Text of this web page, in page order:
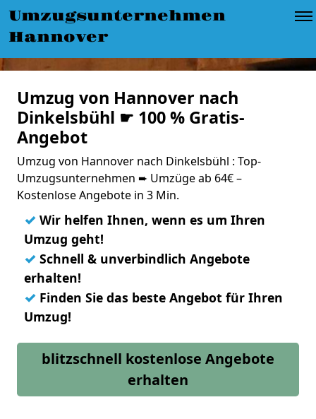
Umzugsunternehmen
Hannover
Umzug von Hannover nach
Dinkelsbühl ☛ 100 % Gratis-
Angebot
Umzug von Hannover nach Dinkelsbühl : Top-
Umzugsunternehmen ➨ Umzüge ab 64€ –
Kostenlose Angebote in 3 Min.
✓ Wir helfen Ihnen, wenn es um Ihren
Umzug geht!
✓ Schnell & unverbindlich Angebote
erhalten!
✓ Finden Sie das beste Angebot für Ihren
Umzug!
blitzschnell kostenlose Angebote
erhalten